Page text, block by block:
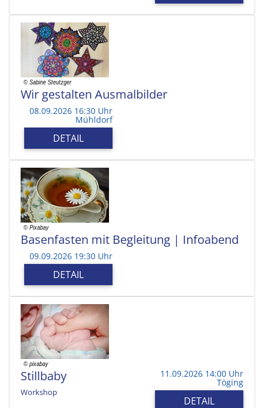
Wir gestalten Ausmalbilder
08.09.2026 16:30 Uhr
Mühldorf
DETAIL
Basenfasten mit Begleitung | Infoabend
09.09.2026 19:30 Uhr
DETAIL
Stillbaby
Workshop
11.09.2026 14:00 Uhr
Töging
DETAIL